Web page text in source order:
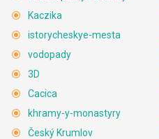
Kaczika
istorycheskye-mesta
vodopady
3D
Cacica
khramy-y-monastyry
Český Krumlov